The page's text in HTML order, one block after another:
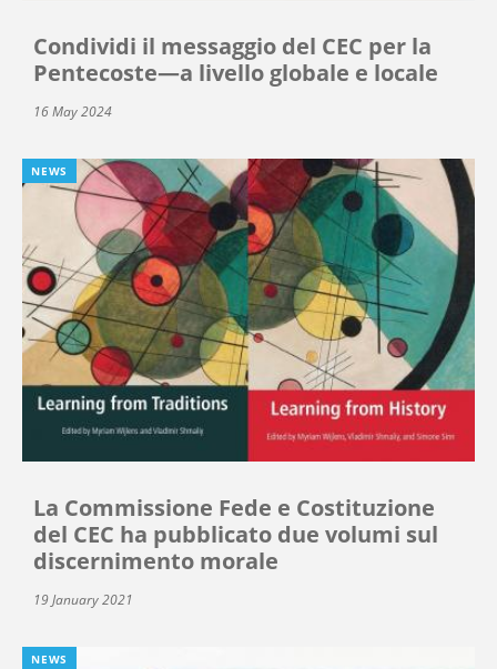
Condividi il messaggio del CEC per la
Pentecoste—a livello globale e locale
16 May 2024
NEWS
La Commissione Fede e Costituzione
del CEC ha pubblicato due volumi sul
discernimento morale
19 January 2021
NEWS